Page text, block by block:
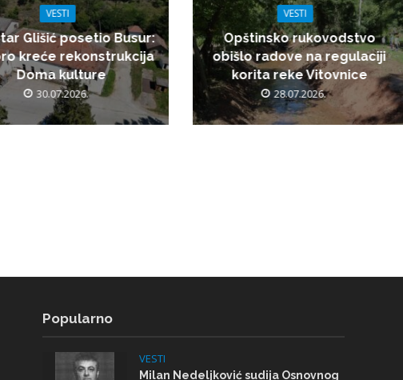
VESTI
Glišić posetio Busur:
kreće rekonstrukcija
Doma kulture
30.07.2026.
VESTI
Opštinsko rukovodstvo
obišlo radove na regulaciji
korita reke Vitovnice
28.07.2026.
Popularno
VESTI
Milan Nedeljković sudija Osnovnog